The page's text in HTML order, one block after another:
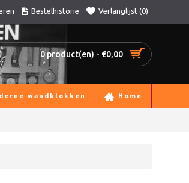
Bestelhistorie Verlanglijst (0)
0 product(en) - €0,00
wandklokken Home